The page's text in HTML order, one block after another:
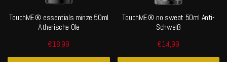
TouchME® essentials minze 50ml
Ätherische Öle
€18,99
TouchME® no sweat 50ml Anti-
Schweiß
€14,99